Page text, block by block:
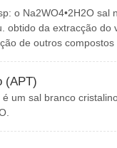
o Na2WO4•2H2O
obtido da extracção
de outros
(APT)
um sal branco